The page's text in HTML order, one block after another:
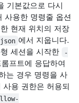
기본값으로 다시
사용한 명령줄 옵션
현재 위치의 저장
에서 지웁니다.
세션을 시작한
-
프트에 응답하여
는 경우 명령을 사
사용 권한은 허용되